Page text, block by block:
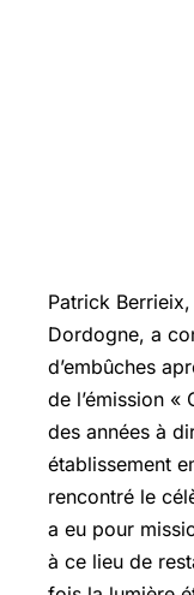
Patrick
Dordogne, a
d’embûches
de l’émission «
des années à
établissement
rencontré le
a eu pour
à ce lieu de